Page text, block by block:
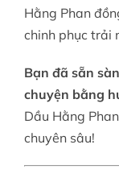
Hằng Phan
chinh phục trải
Bạn đã sẵn
chuyện bằng
Dầu Hằng
chuyên sâu!